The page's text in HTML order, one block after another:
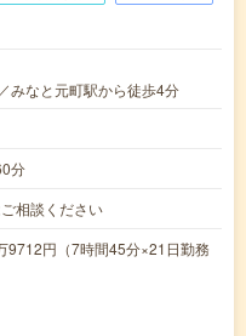
みなと元町駅から徒歩4分
分
相談ください
円（7時間45分×21日勤務